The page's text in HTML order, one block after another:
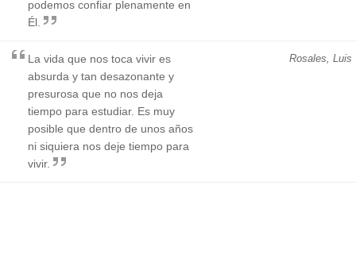
podemos confiar plenamente en
Él.
Rosales, Luis
La vida que nos toca vivir es
absurda y tan desazonante y
presurosa que no nos deja
tiempo para estudiar. Es muy
posible que dentro de unos años
ni siquiera nos deje tiempo para
vivir.